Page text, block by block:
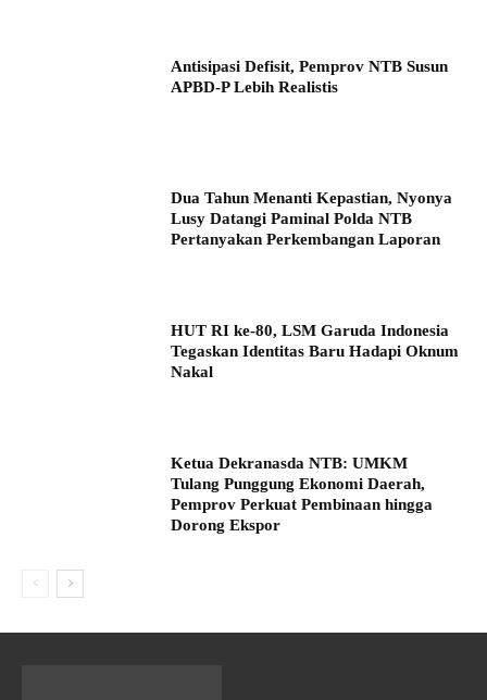
Antisipasi Defisit, Pemprov NTB Susun
APBD-P Lebih Realistis
Dua Tahun Menanti Kepastian, Nyonya
Lusy Datangi Paminal Polda NTB
Pertanyakan Perkembangan Laporan
HUT RI ke-80, LSM Garuda Indonesia
Tegaskan Identitas Baru Hadapi Oknum
Nakal
Ketua Dekranasda NTB: UMKM
Tulang Punggung Ekonomi Daerah,
Pemprov Perkuat Pembinaan hingga
Dorong Ekspor